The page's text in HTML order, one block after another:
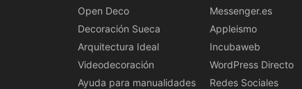
Open Deco
Decoración Sueca
Arquitectura Ideal
Videodecoración
Ayuda para manualidades
Messenger.es
Appleismo
Incubaweb
WordPress Directo
Redes Sociales